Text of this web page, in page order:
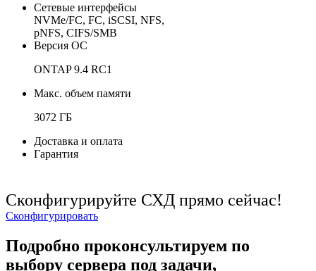
Сетевые интерфейсы
NVMe/FC, FC, iSCSI, NFS,
pNFS, CIFS/SMB
Версия ОС
ONTAP 9.4 RC1
Макс. объем памяти
3072 ГБ
Доставка и оплата
Гарантия
Сконфигурируйте СХД прямо сейчас!
Сконфигурировать
Подробно проконсультируем по
выбору сервера под задачи,